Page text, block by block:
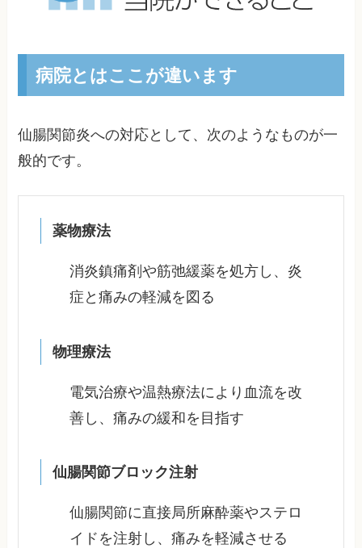
病院とはここが違います
仙腸関節炎への対応として、次のようなものが一
般的です。
薬物療法
消炎鎮痛剤や筋弛緩薬を処方し、炎
症と痛みの軽減を図る
物理療法
電気治療や温熱療法により血流を改
善し、痛みの緩和を目指す
仙腸関節ブロック注射
仙腸関節に直接局所麻酔薬やステロ
イドを注射し、痛みを軽減させる